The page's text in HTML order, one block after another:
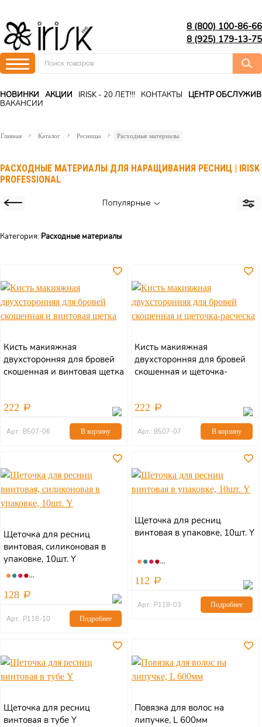
8 (800) 100-86-66
8 (925) 179-13-75
НОВИНКИ АКЦИИ IRISK - 20 ЛЕТ!!! КОНТАКТЫ
ЦЕНТР
ВАКАНСИИ
Главная Каталог Ресницы Расходные материалы
РАСХОДНЫЕ МАТЕРИАЛЫ ДЛЯ НАРАЩИВАНИЯ РЕСНИЦ | IRISK
PROFESSIONAL
Популярные
Категория: Расходные материалы
Кисть макияжная
двухсторонняя для бровей
скошенная и винтовая щетка
222
Арт.: В507-06 В корзину
Кисть макияжная
двухсторонняя для бровей
скошенная и щеточка-
222
Арт.: В507-07 В корзину
Щеточка для ресниц
винтовая, силиконовая в
упаковке, 10шт. Y
128
Арт.: Р118-10 Подробнее
Щеточка для ресниц
винтовая в упаковке, 10шт. Y
112
Арт.: Р118-03 Подробнее
Щеточка для ресниц
винтовая в тубе Y
Повязка для волос на
липучке, L 600мм